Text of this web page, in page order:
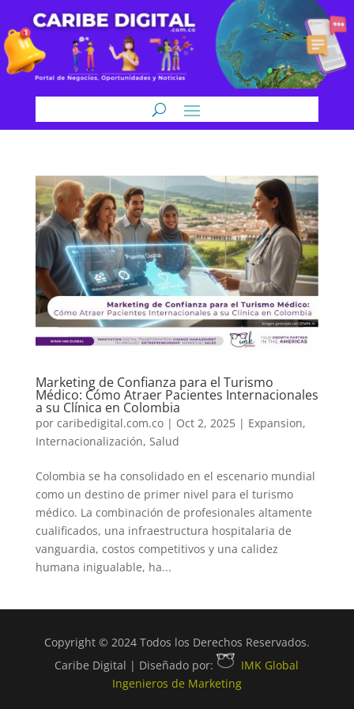
Marketing de Confianza para el Turismo
Médico: Cómo Atraer Pacientes Internacionales
a su Clínica en Colombia
por caribedigital.com.co| Oct 2, 2025| Expansion,
Internacionalización, Salud
Colombia se ha consolidado en el escenario mundial
como un destino de primer nivel para el turismo
médico. La combinación de profesionales altamente
cualificados, una infraestructura hospitalaria de
vanguardia, costos competitivos y una calidez
humana inigualable, ha...
Copyright © 2024 Todos los Derechos Reservados.
Caribe Digital | Diseñado por:
IMK Global
Ingenieros de Marketing